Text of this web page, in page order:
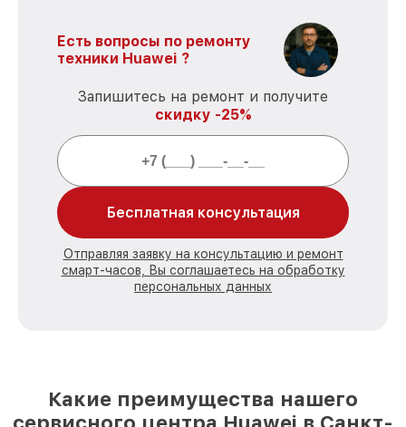
Есть вопросы по ремонту
техники Huawei ?
Запишитесь на ремонт и получите
скидку -25%
Бесплатная консультация
Отправляя заявку на консультацию и ремонт
смарт-часов, Вы соглашаетесь на обработку
персональных данных
Какие преимущества нашего